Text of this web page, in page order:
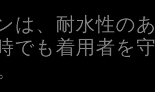
は、耐水性のあ
でも着用者を守